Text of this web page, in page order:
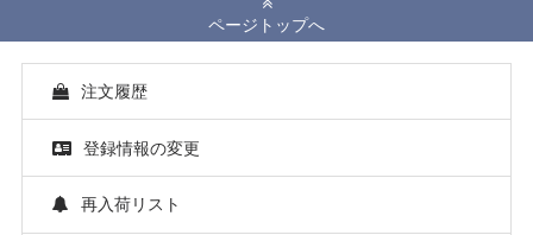
ページトップへ
注文履歴
登録情報の変更
再入荷リスト